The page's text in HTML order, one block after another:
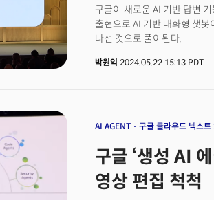
the full interview between
Lee.
처리하고 있으며 월간 활성 사용자(MAU)는
2000만달러 이상의 반복 매
가파르다는 것이다. 더밀크는
인터뷰했다. 드미트리는 지난
구글이 새로운 AI 기반 답변
출현으로 AI 기반 대화형 챗
나선 것으로 풀이된다.
박원익 2024.05.22 15:13 PDT
AI AGENT 구글 클라우드 넥스
구글 ‘생성 AI
영상 편집 척척